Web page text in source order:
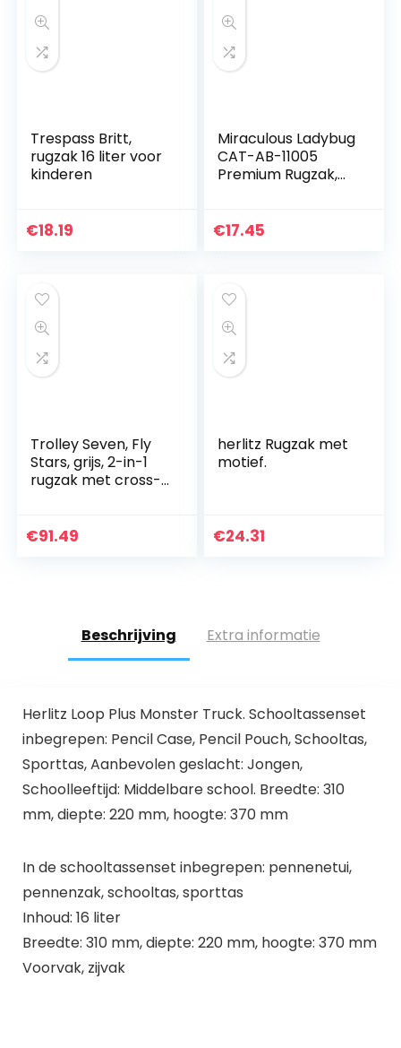
Trespass Britt,
rugzak 16 liter voor
kinderen
€18.19
Miraculous Ladybug
CAT-AB-11005
Premium Rugzak,
€17.45
Trolley Seven, Fly
Stars, grijs, 2-in-1
rugzak met cross-
€91.49
herlitz Rugzak met
motief.
€24.31
Beschrijving Extra informatie
Herlitz Loop Plus Monster Truck. Schooltassenset
inbegrepen: Pencil Case, Pencil Pouch, Schooltas,
Sporttas, Aanbevolen geslacht: Jongen,
Schoolleeftijd: Middelbare school. Breedte: 310
mm, diepte: 220 mm, hoogte: 370 mm
In de schooltassenset inbegrepen: pennenetui,
pennenzak, schooltas, sporttas
Inhoud: 16 liter
Breedte: 310 mm, diepte: 220 mm, hoogte: 370 mm
Voorvak, zijvak